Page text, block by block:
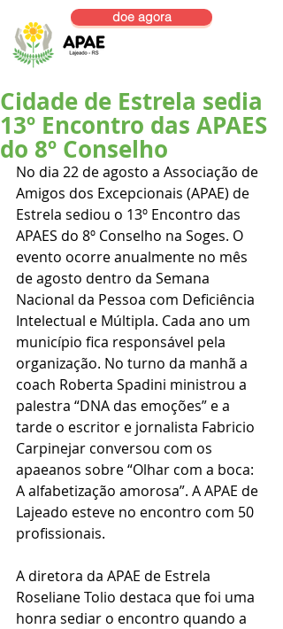
doe agora
Cidade de Estrela sedia
13º Encontro das APAES
do 8º Conselho
No dia 22 de agosto a Associação de
Amigos dos Excepcionais (APAE) de
Estrela sediou o 13º Encontro das
APAES do 8º Conselho na Soges. O
evento ocorre anualmente no mês
de agosto dentro da Semana
Nacional da Pessoa com Deficiência
Intelectual e Múltipla. Cada ano um
município fica responsável pela
organização. No turno da manhã a
coach Roberta Spadini ministrou a
palestra “DNA das emoções” e a
tarde o escritor e jornalista Fabricio
Carpinejar conversou com os
apaeanos sobre “Olhar com a boca:
A alfabetização amorosa”. A APAE de
Lajeado esteve no encontro com 50
profissionais.
A diretora da APAE de Estrela
Roseliane Tolio destaca que foi uma
honra sediar o encontro quando a